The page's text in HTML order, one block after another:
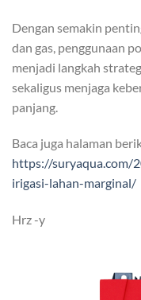
Dengan semakin
dan gas, penggunaan
menjadi langkah
sekaligus menjaga
panjang.
Baca juga halaman
https://
irigasi-lahan-marginal/
Hrz -y